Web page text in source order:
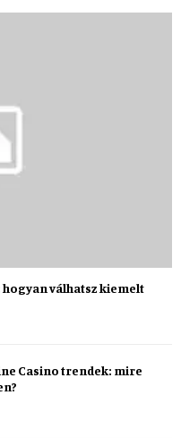
válhatsz kiemelt
Casino trendek: mire